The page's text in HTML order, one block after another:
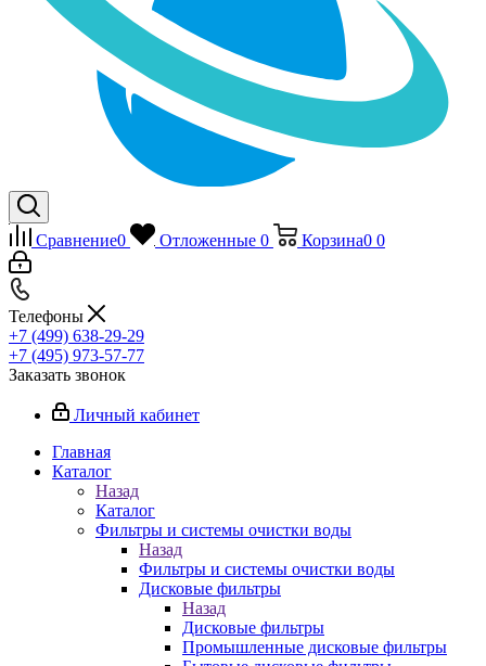
Сравнение0 Отложенные 0 Корзина0 0
Телефоны
+7 (499) 638-29-29
+7 (495) 973-57-77
Заказать звонок
Личный кабинет
Главная
Каталог
Назад
Каталог
Фильтры и системы очистки воды
Назад
Фильтры и системы очистки воды
Дисковые фильтры
Назад
Дисковые фильтры
Промышленные дисковые фильтры